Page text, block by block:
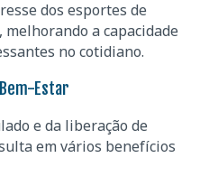
dos esportes de
a capacidade
no cotidiano.
Estar
e da liberação de
em vários benefícios